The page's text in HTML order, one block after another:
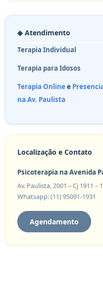
◈ Atendimento
Terapia Individual
Terapia para Idosos
Terapia Onlinee
na Av. Paulista
Localização e Contato
Psicoterapia na Avenida
Av. Paulista, 2001 – Cj 1911 –
Whatsapp: (11) 95091-1931
Agendamento